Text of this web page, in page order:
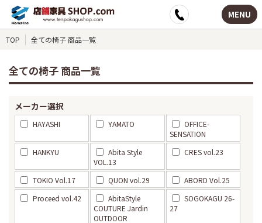
MENU
TOP 全ての椅子 商品一覧
全ての椅子 商品一覧
メーカー選択
HAYASHI YAMATO
OFFICE-
SENSATION
HANKYU
Abita Style
VOL.13
CRES vol.23
TOKIO Vol.17 QUON vol.29
ABORD Vol.25
Proceed vol.42
AbitaStyle
COUTURE Jardin
OUTDOOR
SOGOKAGU 26-
27